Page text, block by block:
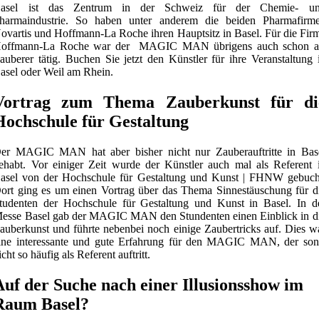
ist das Zentrum in der Schweiz für der Chemie-
So haben unter anderem die beiden
und Hoffmann-La Roche ihren Hauptsitz in Basel. Für die
La Roche war der MAGIC MAN übrigens auch schon
tätig. Buchen Sie jetzt den Künstler für ihre Veranstaltung
oder Weil am Rhein.
zum Thema Zauberkunst für
für Gestaltung
MAGIC MAN hat aber bisher nicht nur Zauberauftritte in
Vor einiger Zeit wurde der Künstler auch mal als Referent
von der Hochschule für Gestaltung und Kunst | FHNW
ging es um einen Vortrag über das Thema Sinnestäuschung für
der Hochschule für Gestaltung und Kunst in Basel. In
Basel gab der MAGIC MAN den Stundenten einen Einblick in
und führte nebenbei noch einige Zaubertricks auf. Dies
interessante und gute Erfahrung für den MAGIC MAN, der
so häufig als Referent auftritt.
der Suche nach einer Illusionsshow im
Basel?